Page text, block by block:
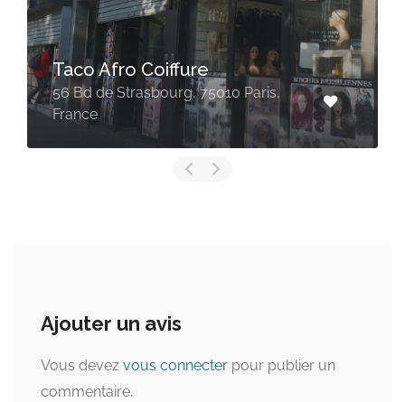
Mondial Afro
49 Rue du Château d'Eau, 75010
Paris, France
Ajouter un avis
Vous devez vous connecter pour publier un
commentaire.